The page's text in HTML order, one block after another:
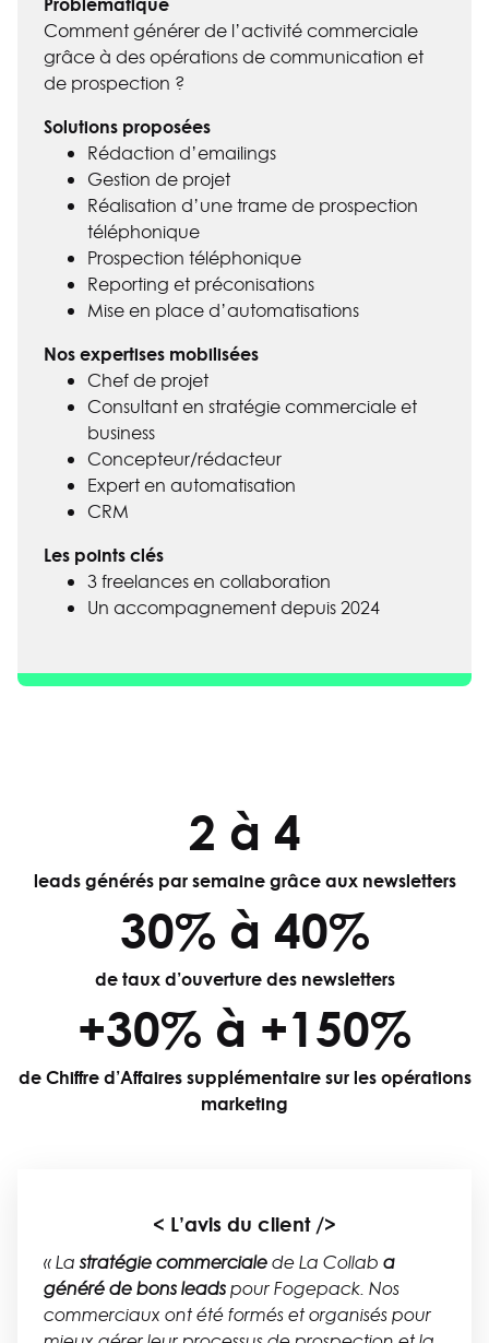
Comment générer de l’activité commerciale
grâce à des opérations de communication et
de prospection ?
Solutions proposées
Rédaction d’emailings
Gestion de projet
Réalisation d’une trame de prospection
téléphonique
Prospection téléphonique
Reporting et préconisations
Mise en place d’automatisations
Nos expertises mobilisées
Chef de projet
Consultant en stratégie commerciale et
business
Concepteur/rédacteur
Expert en automatisation
CRM
Les points clés
3 freelances en collaboration
Un accompagnement depuis 2024
2 à 4
leads générés par semaine grâce aux newsletters
30% à 40%
de taux d’ouverture des newsletters
+30% à +150%
de Chiffre d’Affaires supplémentaire sur les opérations
marketing
< L’avis du client />
« Lastratégie commerciale de La Collab a
généré de bons leads pour Fogepack. Nos
commerciaux ont été formés et organisés pour